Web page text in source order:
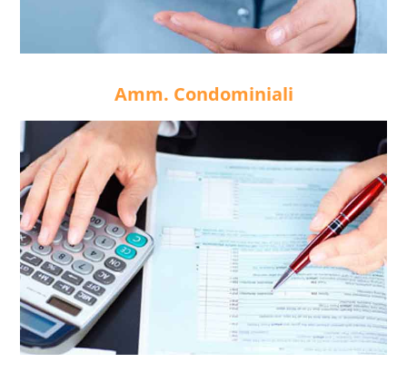
Amm. Condominiali